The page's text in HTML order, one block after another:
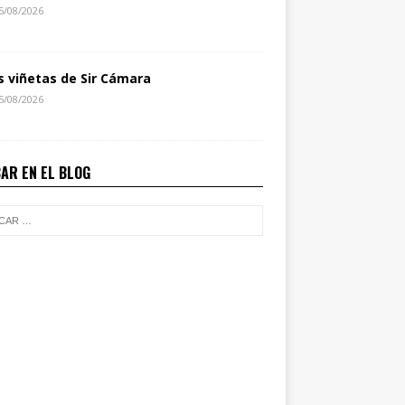
08/2026
viñetas de Sir Cámara
08/2026
EN EL BLOG